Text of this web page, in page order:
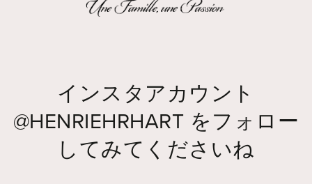
インスタアカウント
@HENRIEHRHART をフォロー
してみてくださいね